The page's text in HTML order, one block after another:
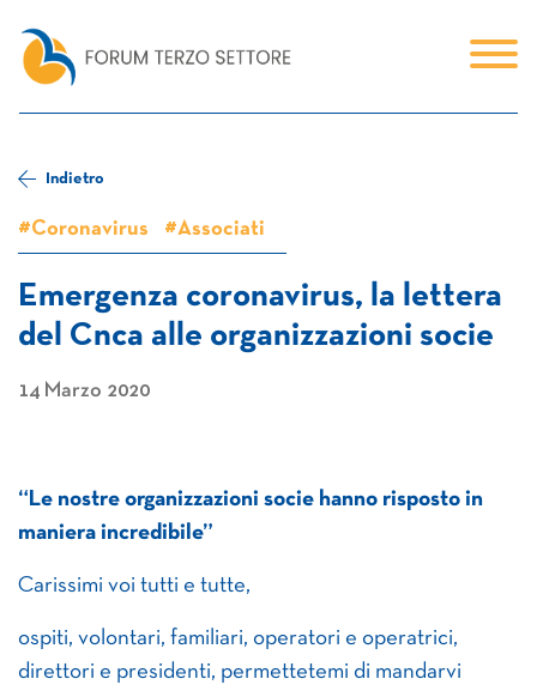
Indietro
#Coronavirus #Associati
Emergenza coronavirus, la lettera
del Cnca alle organizzazioni socie
14 Marzo 2020
“Le nostre organizzazioni socie hanno risposto in
maniera incredibile”
Carissimi voi tutti e tutte,
ospiti, volontari, familiari, operatori e operatrici,
direttori e presidenti, permettetemi di mandarvi